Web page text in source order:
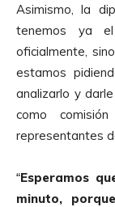
o
d
u
c
t
o
r
e
Asimismo, la
tenemos ya
oficialmente,
estamos
analizarlo y
como
representantes
“Esperamos
minuto,